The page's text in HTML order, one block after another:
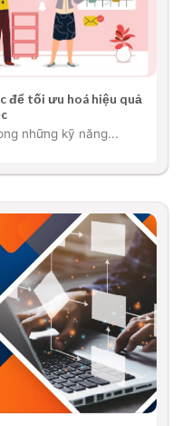
để tối ưu hoá hiệu quả
những kỹ năng...